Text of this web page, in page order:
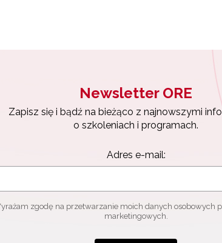
Newsletter ORE
Zapisz się i bądź na bieżąco z najnowszymi
o szkoleniach i programach.
Adres e-mail:
zgodę na przetwarzanie moich danych osobowych
marketingowych.